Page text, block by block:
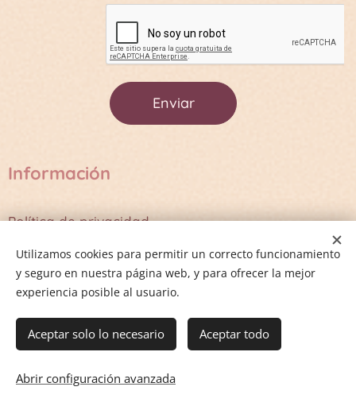
Añadir a la cesta
Enviar
Información
Política de privacidad
Términos y Condiciones
Cookies
Utilizamos cookies para permitir un correcto funcionamiento
y seguro en nuestra página web, y para ofrecer la mejor
experiencia posible al usuario.
Aceptar solo lo necesario Aceptar todo
Abrir configuración avanzada